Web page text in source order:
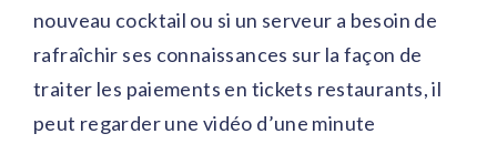
nouveau cocktail ou si un serveur a besoin de
rafraîchir ses connaissances sur la façon de
traiter les paiements en tickets restaurants, il
peut regarder une vidéo d’une minute